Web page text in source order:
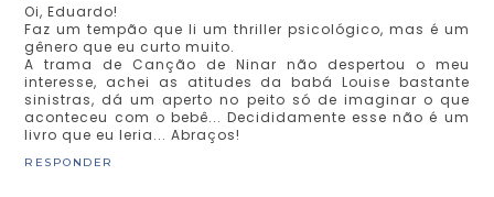
Oi, Eduardo!
Faz um tempão que li um thriller psicológico, mas é um
gênero que eu curto muito.
A trama de Canção de Ninar não despertou o meu
interesse, achei as atitudes da babá Louise bastante
sinistras, dá um aperto no peito só de imaginar o que
aconteceu com o bebê... Decididamente esse não é um
livro que eu leria... Abraços!
RESPONDER